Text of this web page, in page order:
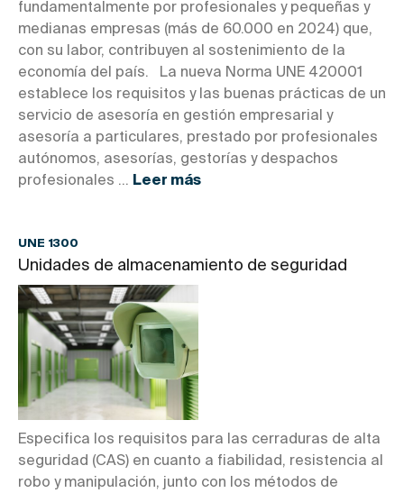
fundamentalmente por profesionales y pequeñas y
medianas empresas (más de 60.000 en 2024) que,
con su labor, contribuyen al sostenimiento de la
economía del país. La nueva Norma UNE 420001
establece los requisitos y las buenas prácticas de un
servicio de asesoría en gestión empresarial y
asesoría a particulares, prestado por profesionales
autónomos, asesorías, gestorías y despachos
profesionales ... Leer más
UNE 1300
Unidades de almacenamiento de seguridad
Especifica los requisitos para las cerraduras de alta
seguridad (CAS) en cuanto a fiabilidad, resistencia al
robo y manipulación, junto con los métodos de